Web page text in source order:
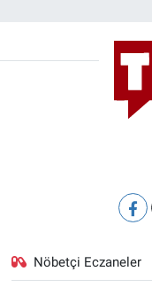
Nöbetçi Eczaneler